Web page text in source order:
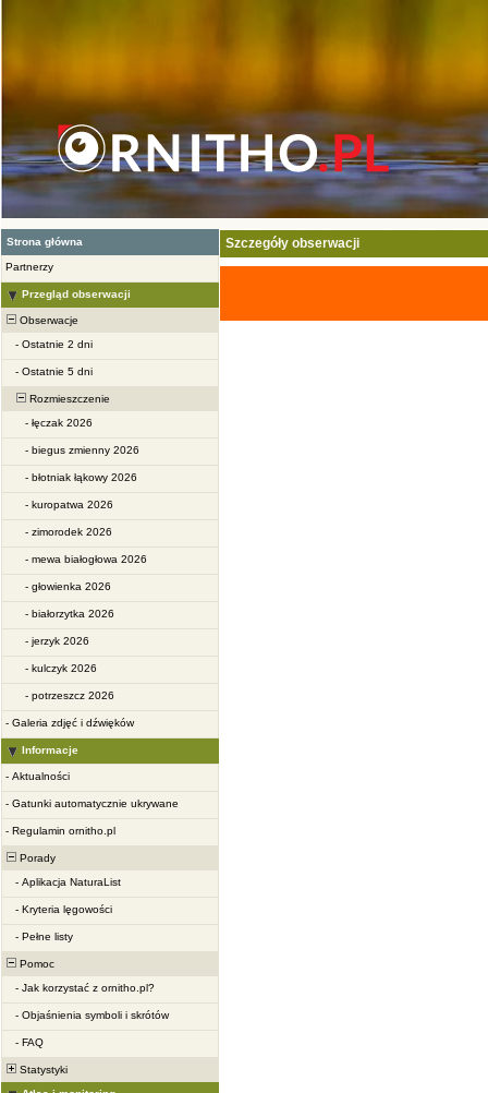
Strona główna
Partnerzy
Przegląd obserwacji
Obserwacje
- Ostatnie 2 dni
- Ostatnie 5 dni
Rozmieszczenie
- łęczak 2026
- biegus zmienny 2026
- błotniak łąkowy 2026
- kuropatwa 2026
- zimorodek 2026
- mewa białogłowa 2026
- głowienka 2026
- białorzytka 2026
- jerzyk 2026
- kulczyk 2026
- potrzeszcz 2026
- Galeria zdjęć i dźwięków
Informacje
- Aktualności
- Gatunki automatycznie ukrywane
- Regulamin ornitho.pl
Porady
- Aplikacja NaturaList
- Kryteria lęgowości
- Pełne listy
Pomoc
- Jak korzystać z ornitho.pl?
- Objaśnienia symboli i skrótów
- FAQ
Statystyki
Szczegóły obserwacji